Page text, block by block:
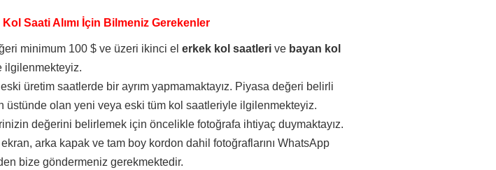
Kol Saati Alımı İçin Bilmeniz Gerekenler
minimum 100 $ ve üzeri ikinci el erkek kol saatleri ve bayan kol
ilgilenmekteyiz.
üretim saatlerde bir ayrım yapmamaktayız. Piyasa değeri belirli
üstünde olan yeni veya eski tüm kol saatleriyle ilgilenmekteyiz.
değerini belirlemek için öncelikle fotoğrafa ihtiyaç duymaktayız.
arka kapak ve tam boy kordon dahil fotoğraflarını WhatsApp
bize göndermeniz gerekmektedir.